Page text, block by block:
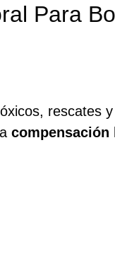
Para
rescates
compensación